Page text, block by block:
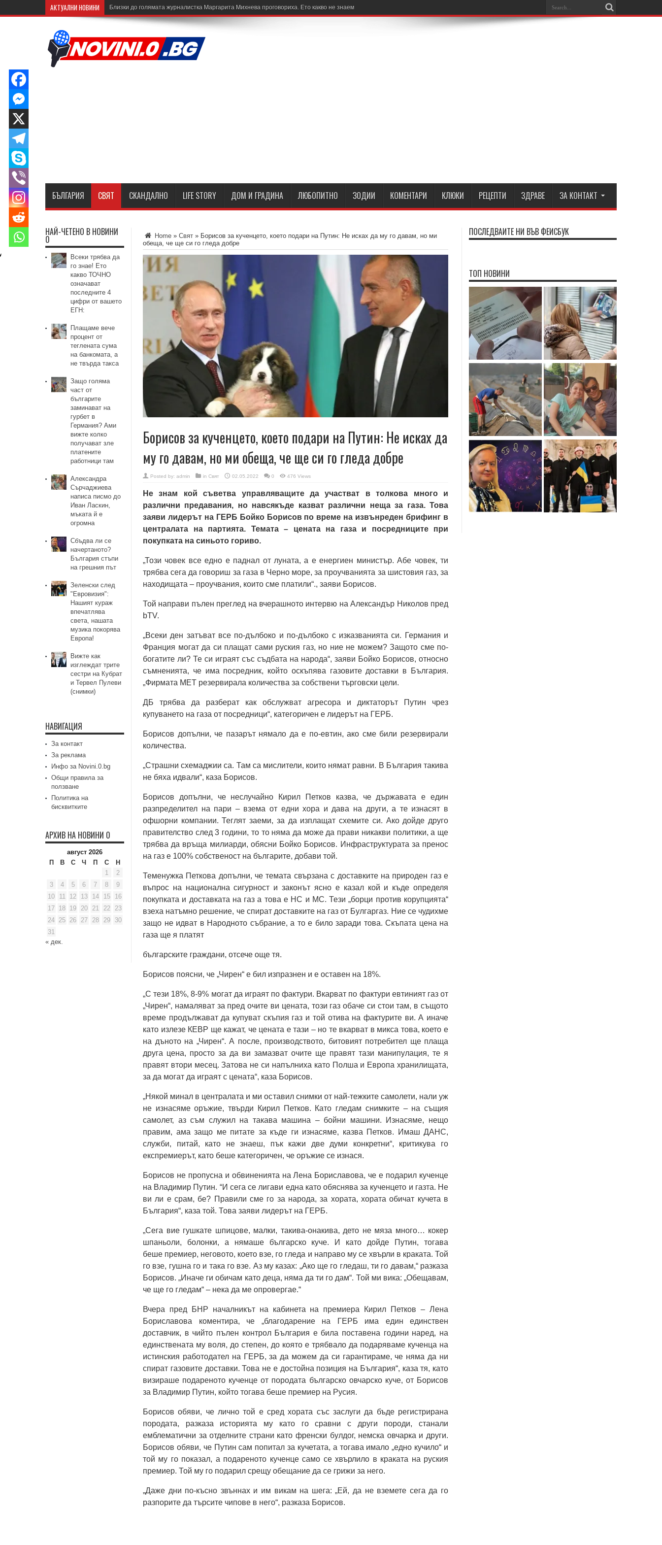
АКТУАЛНИ НОВИНИ Близки до голямата журналистка Маргарита Михнева проговориха. Ето какво не знаем
БЪЛГАРИЯ СВЯТ СКАНДАЛНО LIFE STORY ДОМ И ГРАДИНА ЛЮБОПИТНО ЗОДИИ КОМЕНТАРИ КЛЮКИ РЕЦЕПТИ ЗДРАВЕ ЗА КОНТАКТ
Home » Свят » Борисов за кученцето, което подари на Путин: Не исках да му го давам, но ми
обеща, че ще си го гледа добре
Борисов за кученцето, което подари на Путин: Не исках да
му го давам, но ми обеща, че ще си го гледа добре
Posted by: admin in Свят 02.05.2022 0 476 Views
Не знам кой съветва управляващите да участват в толкова много и
различни предавания, но навсякъде казват различни неща за газа. Това
заяви лидерът на ГЕРБ Бойко Борисов по време на извънреден брифинг в
централата на партията. Темата – цената на газа и посредниците при
покупката на синьото гориво.
„Този човек все едно е паднал от луната, а е енергиен министър. Абе човек, ти
трябва сега да говориш за газа в Черно море, за проучванията за шистовия газ, за
находищата – проучвания, които сме платили“., заяви Борисов.
Той направи пълен преглед на вчерашното интервю на Александър Николов пред
bTV.
„Всеки ден затъват все по-дълбоко и по-дълбоко с изказванията си. Германия и
Франция могат да си плащат сами руския газ, но ние не можем? Защото сме по-
богатите ли? Те си играят със съдбата на народа“, заяви Бойко Борисов, относно
съмненията, че има посредник, който оскъпява газовите доставки в България.
„Фирмата МЕТ резервирала количества за собствени търговски цели.
ДБ трябва да разберат как обслужват агресора и диктаторът Путин чрез
купуването на газа от посредници“, категоричен е лидерът на ГЕРБ.
Борисов допълни, че пазарът нямало да е по-евтин, ако сме били резервирали
количества.
„Страшни схемаджии са. Там са мислители, които нямат равни. В България такива
не бяха идвали“, каза Борисов.
Борисов допълни, че неслучайно Кирил Петков казва, че държавата е един
разпределител на пари – взема от едни хора и дава на други, а те изнасят в
офшорни компании. Теглят заеми, за да изплащат схемите си. Ако дойде друго
правителство след 3 години, то то няма да може да прави никакви политики, а ще
трябва да връща милиарди, обясни Бойко Борисов. Инфраструктурата за пренос
на газ е 100% собственост на българите, добави той.
Теменужка Петкова допълни, че темата свързана с доставките на природен газ е
въпрос на национална сигурност и законът ясно е казал кой и къде определя
покупката и доставката на газ а това е НС и МС. Тези „борци против корупцията“
взеха натъмно решение, че спират доставките на газ от Булгаргаз. Ние се чудихме
защо не идват в Народното събрание, а то е било заради това. Скъпата цена на
газа ще я платят
българските граждани, отсече още тя.
Борисов поясни, че „Чирен“ е бил изпразнен и е оставен на 18%.
„С тези 18%, 8-9% могат да играят по фактури. Вкарват по фактури евтиният газ от
„Чирен“, намаляват за пред очите ви цената, този газ обаче си стои там, в същото
време продължават да купуват скъпия газ и той отива на фактурите ви. А иначе
като излезе КЕВР ще кажат, че цената е тази – но те вкарват в микса това, което е
на дъното на „Чирен“. А после, производството, битовият потребител ще плаща
друга цена, просто за да ви замазват очите ще правят тази манипулация, те я
правят втори месец. Затова не си напълниха като Полша и Европа хранилищата,
за да могат да играят с цената“, каза Борисов.
„Някой минал в централата и ми оставил снимки от най-тежките самолети, нали уж
не изнасяме оръжие, твърди Кирил Петков. Като гледам снимките – на същия
самолет, аз съм служил на такава машина – бойни машини. Изнасяме, нещо
правим, ама защо ме питате за къде ги изнасяме, казва Петков. Имаш ДАНС,
служби, питай, като не знаеш, пък кажи две думи конкретни“, критикува го
експремиерът, като беше категоричен, че оръжие се изнася.
Борисов не пропусна и обвиненията на Лена Бориславова, че е подарил кученце
на Владимир Путин. “И сега се лигави една като обяснява за кученцето и газта. Не
ви ли е срам, бе? Правили сме го за народа, за хората, хората обичат кучета в
България“, каза той. Това заяви лидерът на ГЕРБ.
„Сега вие гушкате шпицове, малки, такива-онакива, дето не мяза много… кокер
шпаньоли, болонки, а нямаше българско куче. И като дойде Путин, тогава
беше премиер, неговото, което взе, го гледа и направо му се хвърли в краката. Той
го взе, гушна го и така го взе. Аз му казах: „Ако ще го гледаш, ти го давам,“ разказа
Борисов. „Иначе ги обичам като деца, няма да ти го дам“. Той ми вика: „Обещавам,
че ще го гледам“ – нека да ме опровергае.“
Вчера пред БНР началникът на кабинета на премиера Кирил Петков – Лена
Бориславова коментира, че „благодарение на ГЕРБ има един единствен
доставчик, в чийто пълен контрол България е била поставена години наред, на
единствената му воля, до степен, до която е трябвало да подаряваме кученца на
истинския работодател на ГЕРБ, за да можем да си гарантираме, че няма да ни
спират газовите доставки. Това не е достойна позиция на България“, каза тя, като
визираше подареното кученце от породата българско овчарско куче, от Борисов
за Владимир Путин, който тогава беше премиер на Русия.
Борисов обяви, че лично той е сред хората със заслуги да бъде регистрирана
породата, разказа историята му като го сравни с други породи, станали
емблематични за отделните страни като френски булдог, немска овчарка и други.
Борисов обяви, че Путин сам попитал за кучетата, а тогава имало „едно кучило“ и
той му го показал, а подареното кученце само се хвърлило в краката на руския
премиер. Той му го подарил срещу обещание да се грижи за него.
„Даже дни по-късно звъннах и им викам на шега: „Ей, да не вземете сега да го
разпорите да търсите чипове в него“, разказа Борисов.
НАЙ-ЧЕТЕНО В НОВИНИ
0
Всеки трябва да
го знае! Ето
какво ТОЧНО
означават
последните 4
цифри от вашето
ЕГН:
Плащаме вече
процент от
теглената сума
на банкомата, а
не твърда такса
Защо голяма
част от
българите
заминават на
гурбет в
Германия? Ами
вижте колко
получават зле
платените
работници там
Александра
Сърчаджиева
написа писмо до
Иван Ласкин,
мъката й е
огромна
Сбъдва ли се
начертаното?
България стъпи
на грешния път
Зеленски след
"Евровизия":
Нашият кураж
впечатлява
света, нашата
музика покорява
Европа!
Вижте как
изглеждат трите
сестри на Кубрат
и Тервел Пулеви
(снимки)
НАВИГАЦИЯ
За контакт
За реклама
Инфо за Novini.0.bg
Общи правила за
ползване
Политика на
бисквитките
АРХИВ НА НОВИНИ 0
август 2026
П
В С Ч П С
Н
1
2
3
4 5 6 7 8
9
10
11 12 13 14 15
16
17 18 19 20 21 22
23
24 25 26 27 28 29
30
31
« дек.
ПОСЛЕДВАЙТЕ НИ ВЪВ ФЕЙСБУК
ТОП НОВИНИ